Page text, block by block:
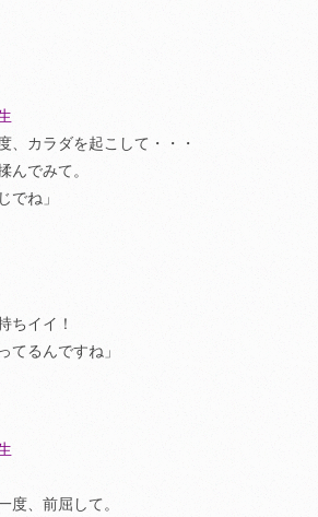
、カラダを起こして・・・
んでみて。
でね」
ちイイ！
てるんですね」
度、前屈して。